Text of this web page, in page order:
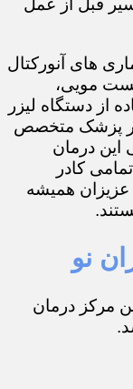
قبل از عمل
های آنورکتال
مویی،
از دستگاه لیزر
پزشک متخصص
این درمان
کادر
عزیزان همیشه
نو
مرکز درمان